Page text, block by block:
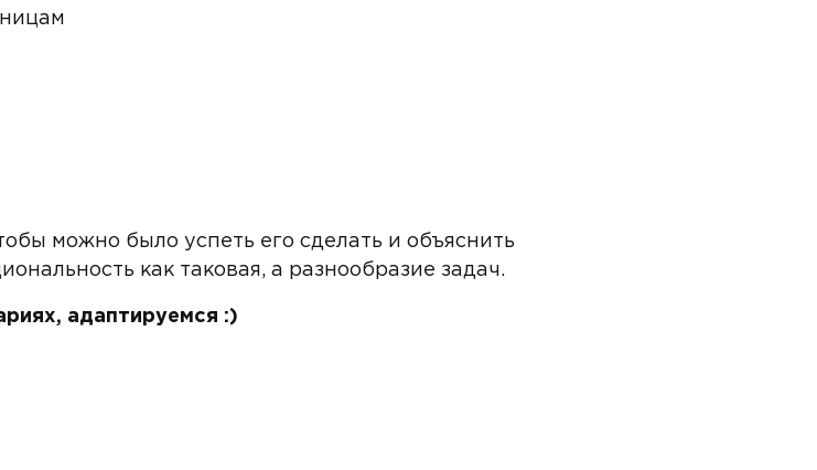
можно было успеть его сделать и объяснить
как таковая, а разнообразие задач.
адаптируемся :)